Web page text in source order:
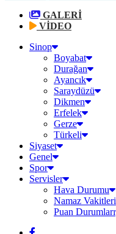
GALERİ
VİDEO
Sinop
Boyabat
Durağan
Ayancık
Saraydüzü
Dikmen
Erfelek
Gerze
Türkeli
Siyaset
Genel
Spor
Servisler
Hava Durumu
Namaz Vakitleri
Puan Durumları